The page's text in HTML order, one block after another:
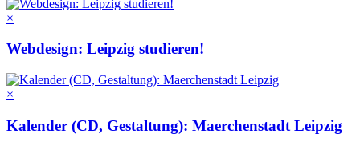
×
Webdesign: Leipzig studieren!
×
Kalender (CD, Gestaltung): Maerchenstadt Leipzig